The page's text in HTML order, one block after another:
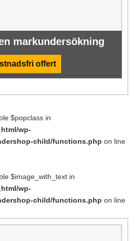
markundersökning
offert
$popclass in
wp-
child/functions.php on line
$image_with_text in
wp-
child/functions.php on line